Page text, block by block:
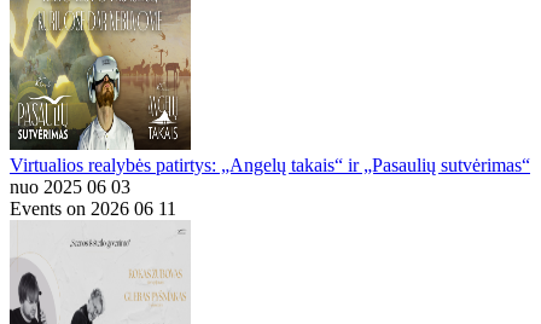
Virtualios realybės patirtys: „Angelų takais“ ir „Pasaulių sutvėrimas“
nuo 2025 06 03
Events on 2026 06 11